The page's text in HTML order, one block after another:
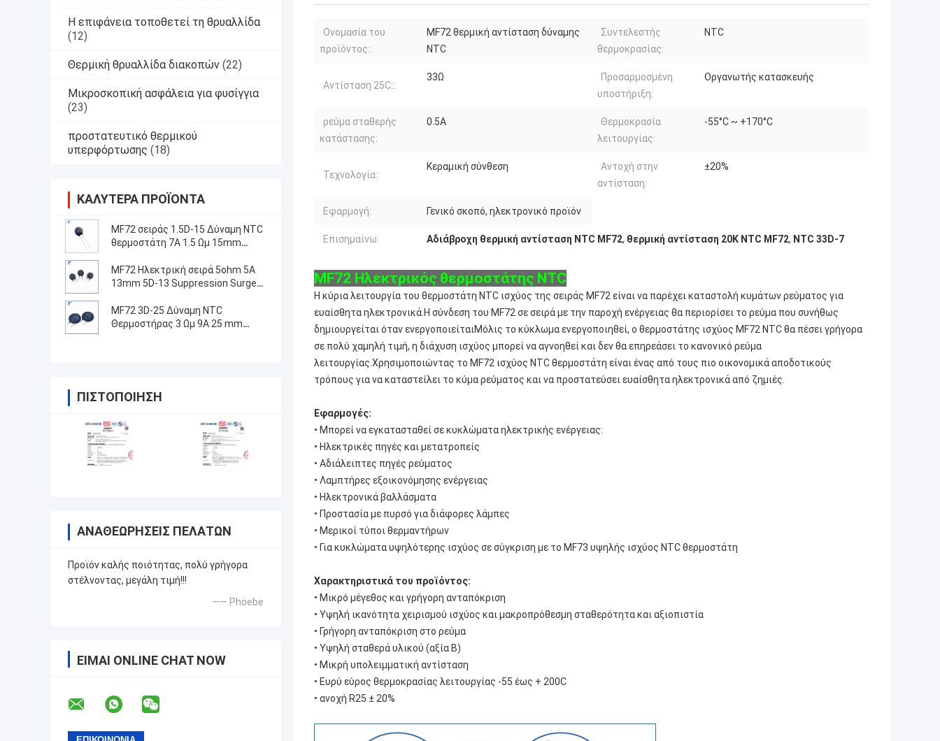
Η επιφάνεια τοποθετεί τη θρυαλλίδα
(12)
Θερμική θρυαλλίδα διακοπών (22)
Μικροσκοπική ασφάλεια για φυσίγγια
(23)
προστατευτικό θερμικού
υπερφόρτωσης (18)
ΚΑΛΎΤΕΡΑ ΠΡΟΪΌΝΤΑ
MF72 σειράς 1.5D-15 Δύναμη NTC
θερμοστάτη 7A 1.5 Ωμ 15mm
τροφοδοσίας
MF72 Ηλεκτρική σειρά 5ohm 5A
13mm 5D-13 Suppression Surge
εξοπλισμό τροφοδοσίας
MF72 3D-25 Δύναμη NTC
Θερμοστήρας 3 Ωμ 9A 25 mm
ΠΙΣΤΟΠΟΊΗΣΗ
ΑΝΑΘΕΩΡΉΣΕΙΣ ΠΕΛΑΤΏΝ
Προϊόν καλής ποιότητας, πολύ γρήγορα
στέλνοντας, μεγάλη τιμή!!!
—— Phoebe
ΕΊΜΑΙ ONLINE CHAT NOW
Ονομασία του
προϊόντος::
MF72 θερμική αντίσταση δύναμης
NTC
Συντελεστής
θερμοκρασίας:
NTC
Αντίσταση 25C::
33Ω
Προσαρμοσμένη
υποστήριξη:
Οργανωτής κατασκευής
ρεύμα σταθερής
κατάστασης:
0.5Α
Θερμοκρασία
λειτουργίας:
-55°C ~ +170°C
Τεχνολογία:
Κεραμική σύνθεση
Αντοχή στην
αντίσταση:
±20%
Εφαρμογή: Γενικό σκοπό, ηλεκτρονικό προϊόν
Επισημαίνω: Αδιάβροχη θερμική αντίσταση NTC MF72, θερμική αντίσταση 20K NTC MF72, NTC 33D-7
MF72 Ηλεκτρικός θερμοστάτης NTC
Η κύρια λειτουργία του θερμοστάτη NTC ισχύος της σειράς MF72 είναι να παρέχει καταστολή κυμάτων ρεύματος για
ευαίσθητα ηλεκτρονικά.Η σύνδεση του MF72 σε σειρά με την παροχή ενέργειας θα περιορίσει το ρεύμα που συνήθως
δημιουργείται όταν ενεργοποιείταιΜόλις το κύκλωμα ενεργοποιηθεί, ο θερμοστάτης ισχύος MF72 NTC θα πέσει γρήγορα
σε πολύ χαμηλή τιμή, η διάχυση ισχύος μπορεί να αγνοηθεί και δεν θα επηρεάσει το κανονικό ρεύμα
λειτουργίας.Χρησιμοποιώντας το MF72 ισχύος NTC θερμοστάτη είναι ένας από τους πιο οικονομικά αποδοτικούς
τρόπους για να καταστείλει το κύμα ρεύματος και να προστατεύσει ευαίσθητα ηλεκτρονικά από ζημιές.
Εφαρμογές:
• Μπορεί να εγκατασταθεί σε κυκλώματα ηλεκτρικής ενέργειας:
• Ηλεκτρικές πηγές και μετατροπείς
• Αδιάλειπτες πηγές ρεύματος
• Λαμπτήρες εξοικονόμησης ενέργειας
• Ηλεκτρονικά βαλλάσματα
• Προστασία με πυρσό για διάφορες λάμπες
• Μερικοί τύποι θερμαντήρων
• Για κυκλώματα υψηλότερης ισχύος σε σύγκριση με το MF73 υψηλής ισχύος NTC θερμοστάτη
Χαρακτηριστικά του προϊόντος:
• Μικρό μέγεθος και γρήγορη ανταπόκριση
• Υψηλή ικανότητα χειρισμού ισχύος και μακροπρόθεσμη σταθερότητα και αξιοπιστία
• Γρήγορη ανταπόκριση στο ρεύμα
• Υψηλή σταθερά υλικού (αξία Β)
• Μικρή υπολειμματική αντίσταση
• Ευρύ εύρος θερμοκρασίας λειτουργίας -55 έως + 200C
• ανοχή R25 ± 20%